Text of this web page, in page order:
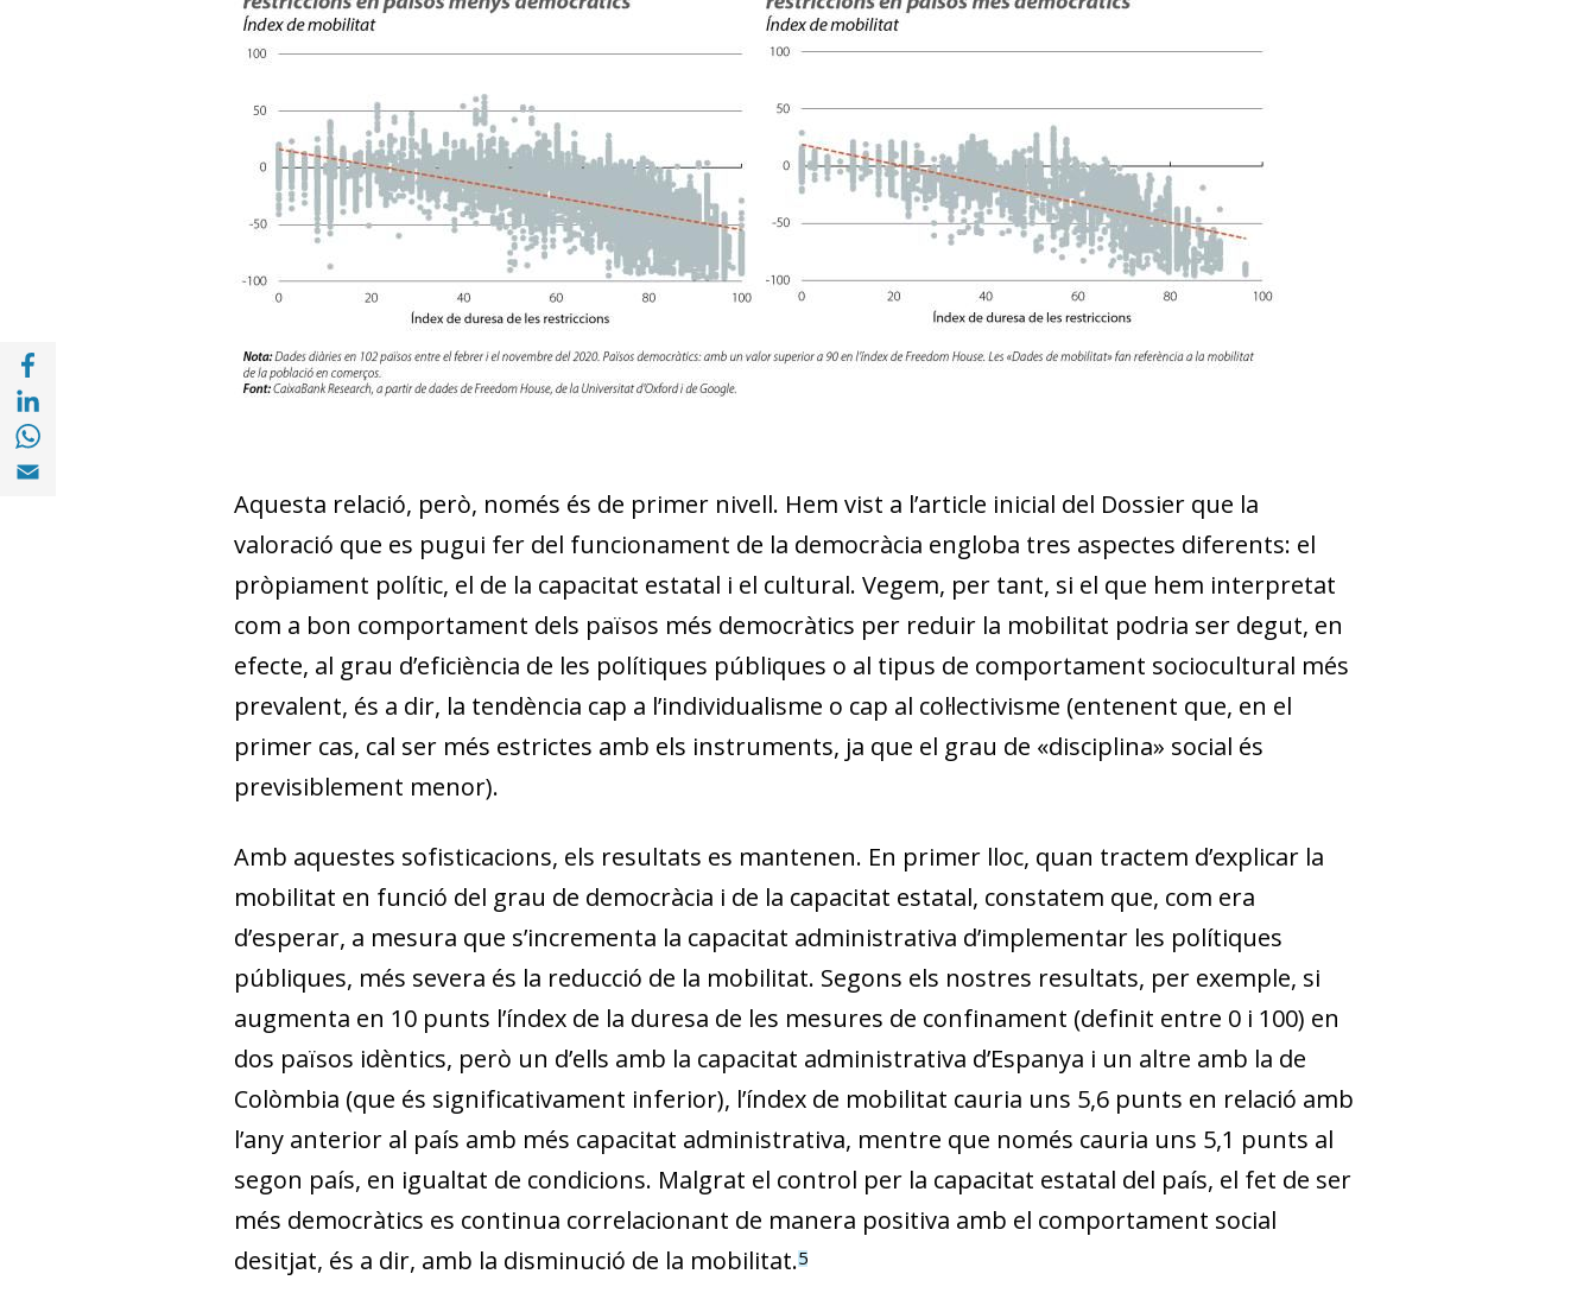
Compartir a Facebook (opens in a new window)
Compartir a with Linkedin (opens in a new window)
Aquesta relació, però, només és de primer nivell. Hem vist a l’article inicial del Dossier que la
valoració que es pugui fer del funcionament de la democràcia engloba tres aspectes diferents: el
pròpiament polític, el de la capacitat estatal i el cultural. Vegem, per tant, si el que hem interpretat
com a bon comportament dels països més democràtics per reduir la mobilitat podria ser degut, en
efecte, al grau d’eficiència de les polítiques públiques o al tipus de comportament sociocultural més
prevalent, és a dir, la tendència cap a l’individualisme o cap al col·lectivisme (entenent que, en el
primer cas, cal ser més estrictes amb els instruments, ja que el grau de «disciplina» social és
previsiblement menor).
Amb aquestes sofisticacions, els resultats es mantenen. En primer lloc, quan tractem d’explicar la
mobilitat en funció del grau de democràcia i de la capacitat estatal, constatem que, com era
d’esperar, a mesura que s’incrementa la capacitat administrativa d’implementar les polítiques
públiques, més severa és la reducció de la mobilitat. Segons els nostres resultats, per exemple, si
augmenta en 10 punts l’índex de la duresa de les mesures de confinament (definit entre 0 i 100) en
dos països idèntics, però un d’ells amb la capacitat administrativa d’Espanya i un altre amb la de
Colòmbia (que és significativament inferior), l’índex de mobilitat cauria uns 5,6 punts en relació amb
l’any anterior al país amb més capacitat administrativa, mentre que només cauria uns 5,1 punts al
segon país, en igualtat de condicions. Malgrat el control per la capacitat estatal del país, el fet de ser
més democràtics es continua correlacionant de manera positiva amb el comportament social
desitjat, és a dir, amb la disminució de la mobilitat.5